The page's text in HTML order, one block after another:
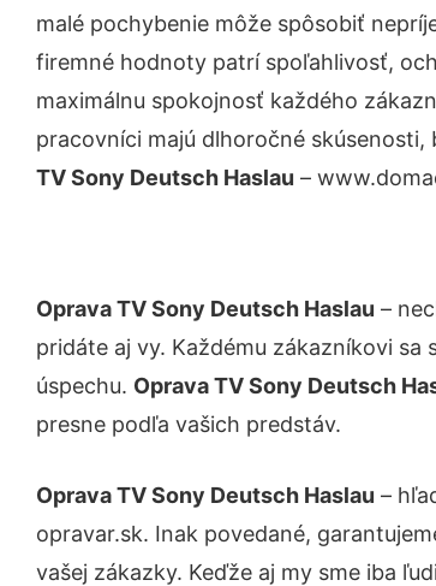
malé pochybenie môže spôsobiť
firemné hodnoty patrí spoľahlivosť,
maximálnu spokojnosť každého
pracovníci majú dlhoročné skúsenosti,
TV Sony Deutsch Haslau –
Oprava TV Sony Deutsch Haslau –
pridáte aj vy. Každému zákazníkovi
úspechu. Oprava TV Sony Deutsch
presne podľa vašich predstáv.
Oprava TV Sony Deutsch Haslau –
opravar.sk. Inak povedané,
vašej zákazky. Keďže aj my sme iba